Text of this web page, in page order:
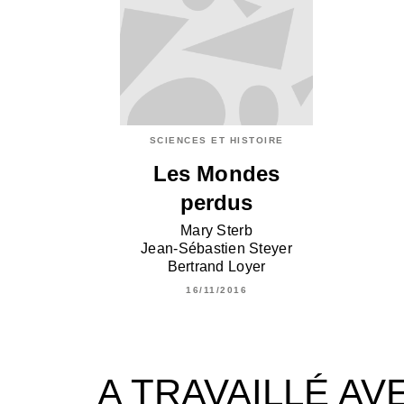
SCIENCES ET HISTOIRE
Les Mondes
perdus
Mary Sterb
Jean-Sébastien Steyer
Bertrand Loyer
16/11/2016
A TRAVAILLÉ